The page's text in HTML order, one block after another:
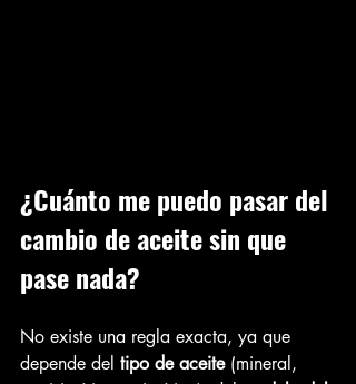
¿Cuánto me puedo pasar del
cambio de aceite sin que
pase nada?
No existe una regla exacta, ya que
depende del tipo de aceite (mineral,